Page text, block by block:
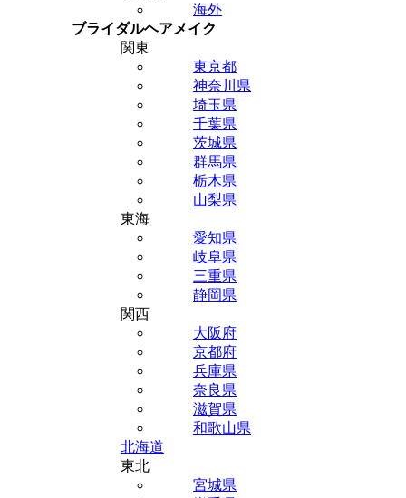
海外
ブライダルヘアメイク
関東
東京都
神奈川県
埼玉県
千葉県
茨城県
群馬県
栃木県
山梨県
東海
愛知県
岐阜県
三重県
静岡県
関西
大阪府
京都府
兵庫県
奈良県
滋賀県
和歌山県
北海道
東北
宮城県